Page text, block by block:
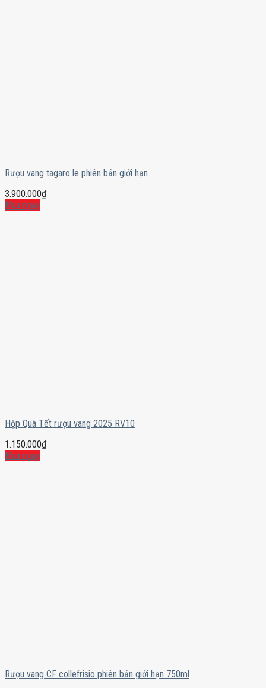
Rượu vang tagaro le phiên bản giới hạn
3.900.000₫
Mua ngay
Hộp Quà Tết rượu vang 2025 RV10
1.150.000₫
Mua ngay
Rượu vang CF collefrisio phiên bản giới hạn 750ml